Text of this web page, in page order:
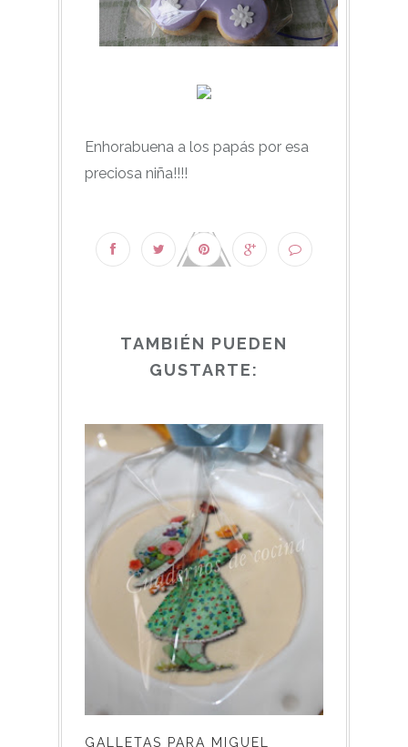
Enhorabuena a los papás por esa
preciosa niña!!!!
TAMBIÉN PUEDEN
GUSTARTE:
GALLETAS PARA MIGUEL